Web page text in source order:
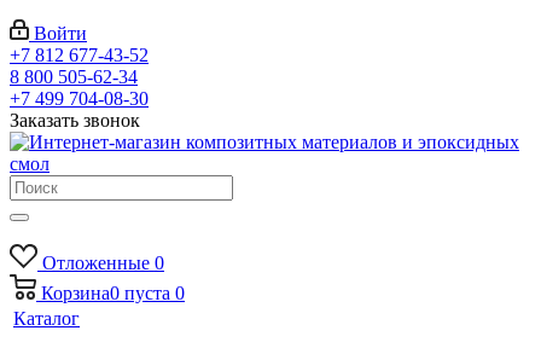
Войти
+7 812 677-43-52
8 800 505-62-34
+7 499 704-08-30
Заказать звонок
Отложенные 0
Корзина0 пуста 0
Каталог